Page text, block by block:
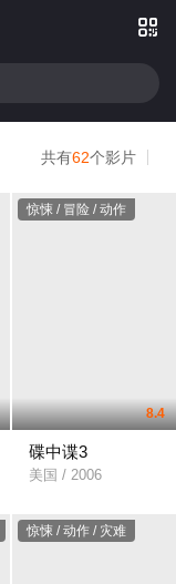

共有62个影片
惊悚 / 冒险 / 动作
8.4
碟中谍3
美国 / 2006
惊悚 / 动作 / 灾难